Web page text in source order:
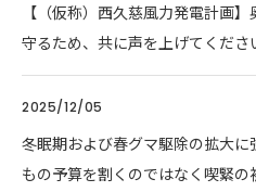
【（仮称）西久慈風力発電計画
守るため、共に声を上げてくださ
2025/12/05
冬眠期および春グマ駆除の拡大
もの予算を割くのではなく喫緊